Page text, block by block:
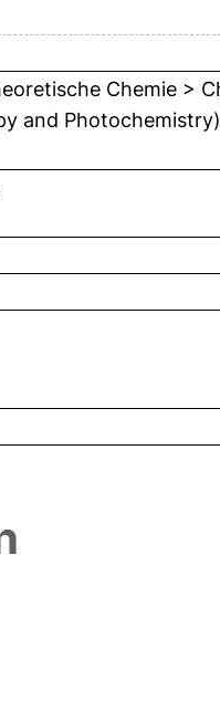
Chemie >
and